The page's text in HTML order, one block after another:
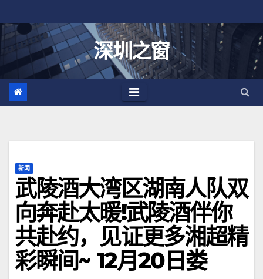
至
深圳之窗
新闻
武陵酒大湾区湖南人队双
向奔赴太暖!武陵酒伴你
共赴约，见证更多湘超精
彩瞬间~ 12月20日娄